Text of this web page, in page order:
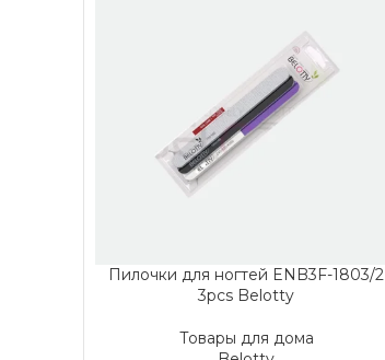
Пилочки для ногтей ENB3F-1803/2
3pcs Belotty
Товары для дома